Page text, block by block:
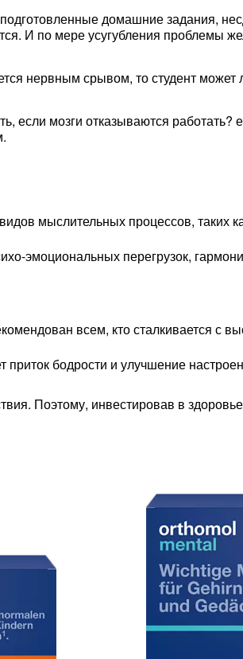
домашние задания,
И по мере усугубления проблемы
нервным срывом, то студент может
если мозги отказываются работать?
мыслительных процессов, таких
эмоциональных перегрузок,
всем, кто сталкивается с
бодрости и улучшение
Поэтому, инвестировав в